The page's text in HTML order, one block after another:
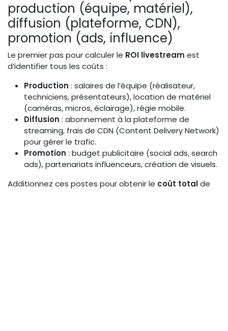
production (équipe, matériel),
diffusion (plateforme, CDN),
promotion (ads, influence)
Le premier pas pour calculer le ROI livestream est
d’identifier tous les coûts :
Production : salaires de l’équipe (réalisateur,
techniciens, présentateurs), location de matériel
(caméras, micros, éclairage), régie mobile.
Diffusion : abonnement à la plateforme de
streaming, frais de CDN (Content Delivery Network)
pour gérer le trafic.
Promotion : budget publicitaire (social ads, search
ads), partenariats influenceurs, création de visuels.
Additionnez ces postes pour obtenir le coût totalde